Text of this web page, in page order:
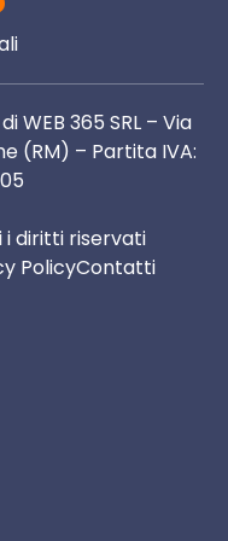
365 SRL – Via
(RM) – Partita IVA:
diritti riservati
PolicyContatti